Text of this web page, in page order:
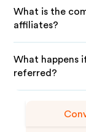
What is the
affiliates?
What happens
referred?